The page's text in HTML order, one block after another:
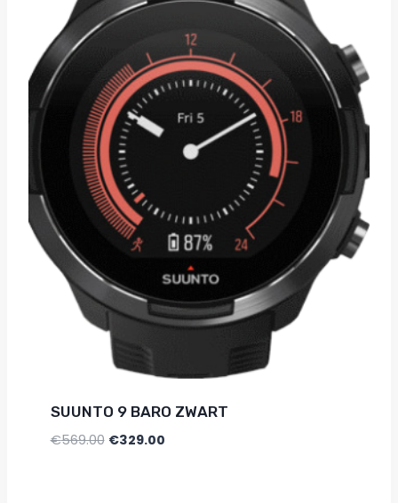
SUUNTO 9 BARO ZWART
€569.00 €329.00